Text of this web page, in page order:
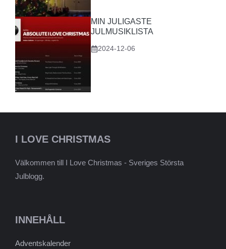
MIN JULIGASTE
JULMUSIKLISTA
2024-12-06
I LOVE CHRISTMAS
Välkommen till I Love Christmas - Sveriges Största
Julblogg.
INNEHÅLL
Adventskalender